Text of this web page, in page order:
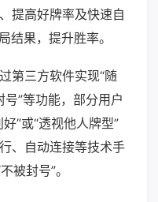
提高好牌率及快速自
结果，提升胜率。
第三方软件实现“随
号”等功能，部分用户
”或“透视他人牌型”
、自动连接等技术手
被封号”。